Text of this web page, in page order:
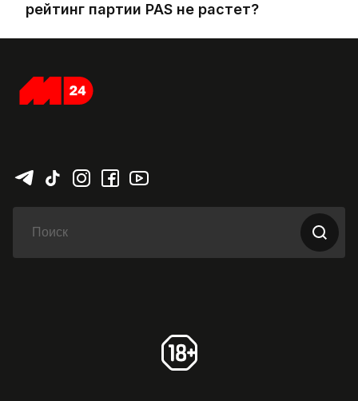
рейтинг партии PAS не растет?